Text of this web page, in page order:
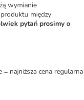
wymianie
między
pytań prosimy o
najniższa cena regularna